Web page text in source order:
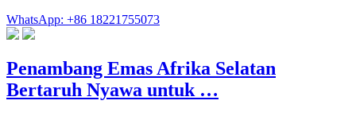
WhatsApp: +86 18221755073
Penambang Emas Afrika Selatan
Bertaruh Nyawa untuk …